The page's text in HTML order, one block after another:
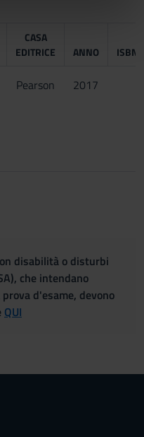
combinarle
loro o che hanno
CASA
EDITRICE
ANNO ISBN
Pearson 2017
disabilità o disturbi
che intendano
d'esame, devono
QUI